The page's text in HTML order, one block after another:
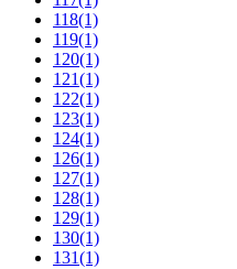
118(1)
119(1)
120(1)
121(1)
122(1)
123(1)
124(1)
126(1)
127(1)
128(1)
129(1)
130(1)
131(1)